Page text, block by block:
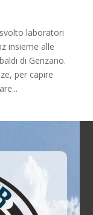
laboratori
insieme alle
di Genzano.
per capire